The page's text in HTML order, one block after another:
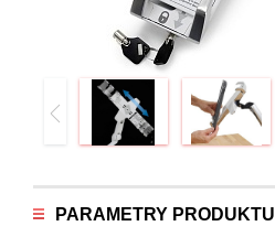
PARAMETRY PRODUKTU